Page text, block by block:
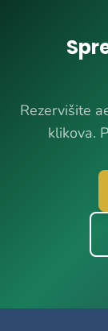
Rezervišite
klikova.